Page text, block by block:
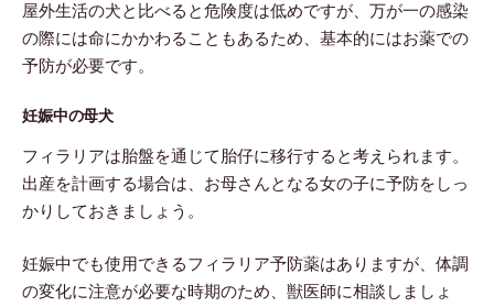
屋外生活の犬と比べると危険度は低めですが、万が一の感染
の際には命にかかわることもあるため、基本的にはお薬での
予防が必要です。
妊娠中の母犬
フィラリアは胎盤を通じて胎仔に移行すると考えられます。
出産を計画する場合は、お母さんとなる女の子に予防をしっ
かりしておきましょう。
妊娠中でも使用できるフィラリア予防薬はありますが、体調
の変化に注意が必要な時期のため、獣医師に相談しましょ